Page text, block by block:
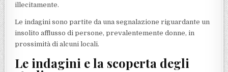
illecitamente.
Le indagini sono partite da una segnalazione riguardante un
insolito afflusso di persone, prevalentemente donne, in
prossimità di alcuni locali.
Le indagini e la scoperta degli